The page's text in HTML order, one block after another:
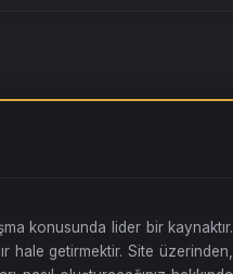
konusunda lider bir kaynaktır.
hale getirmektir. Site üzerinden,